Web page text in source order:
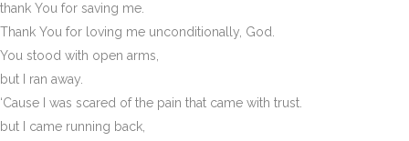
thank You for saving me.
Thank You for loving me unconditionally, God.
You stood with open arms,
but I ran away.
‘Cause I was scared of the pain that came with trust.
but I came running back,